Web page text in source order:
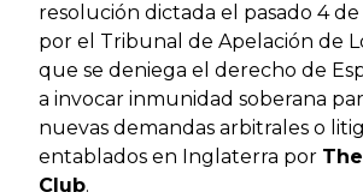
resolución dictada el pasado 4
por el Tribunal de Apelación de
que se deniega el derecho de
a invocar inmunidad soberana
nuevas demandas arbitrales o
entablados en Inglaterra por
Club.